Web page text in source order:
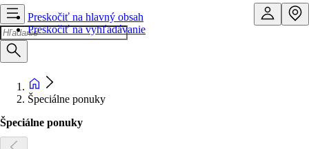
Preskočiť na hlavný obsah
Preskočiť na vyhľadávanie
Špeciálne ponuky
Špeciálne ponuky